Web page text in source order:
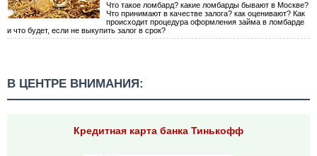
Что такое ломбард? какие ломбарды бывают в Москве?
Что принимают в качестве залога? как оценивают? Как
происходит процедура оформления займа в ломбарде
и что будет, если не выкупить залог в срок?
В ЦЕНТРЕ ВНИМАНИЯ:
Кредитная карта банка Тинькофф